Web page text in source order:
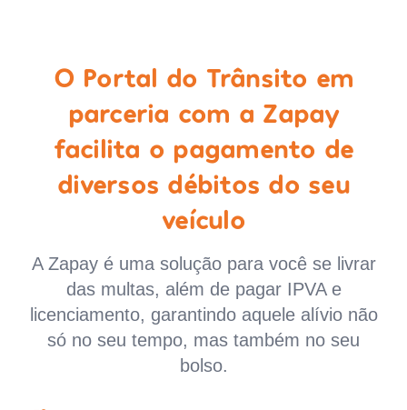
O Portal do Trânsito em
parceria com a Zapay
facilita o pagamento de
diversos débitos do seu
veículo
A Zapay é uma solução para você se livrar
das multas, além de pagar IPVA e
licenciamento, garantindo aquele alívio não
só no seu tempo, mas também no seu
bolso.